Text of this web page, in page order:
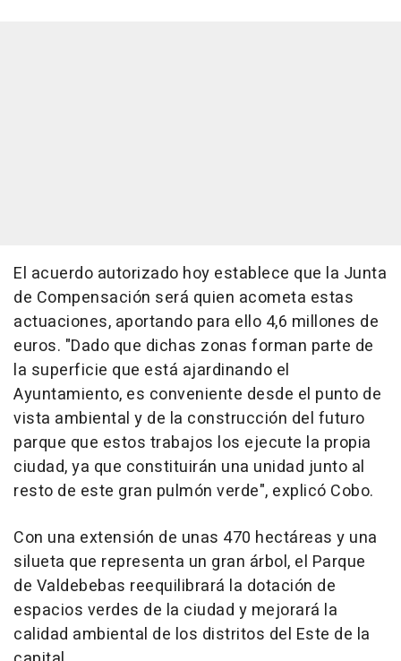
El acuerdo autorizado hoy establece que la Junta
de Compensación será quien acometa estas
actuaciones, aportando para ello 4,6 millones de
euros. "Dado que dichas zonas forman parte de
la superficie que está ajardinando el
Ayuntamiento, es conveniente desde el punto de
vista ambiental y de la construcción del futuro
parque que estos trabajos los ejecute la propia
ciudad, ya que constituirán una unidad junto al
resto de este gran pulmón verde", explicó Cobo.
Con una extensión de unas 470 hectáreas y una
silueta que representa un gran árbol, el Parque
de Valdebebas reequilibrará la dotación de
espacios verdes de la ciudad y mejorará la
calidad ambiental de los distritos del Este de la